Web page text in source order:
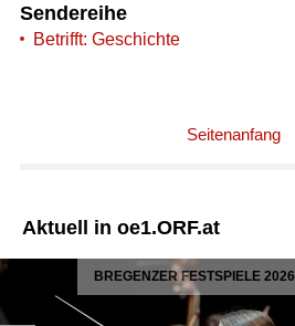
Sendereihe
Betrifft: Geschichte
Seitenanfang
Aktuell in oe1.ORF.at
BREGENZER FESTSPIELE 2026